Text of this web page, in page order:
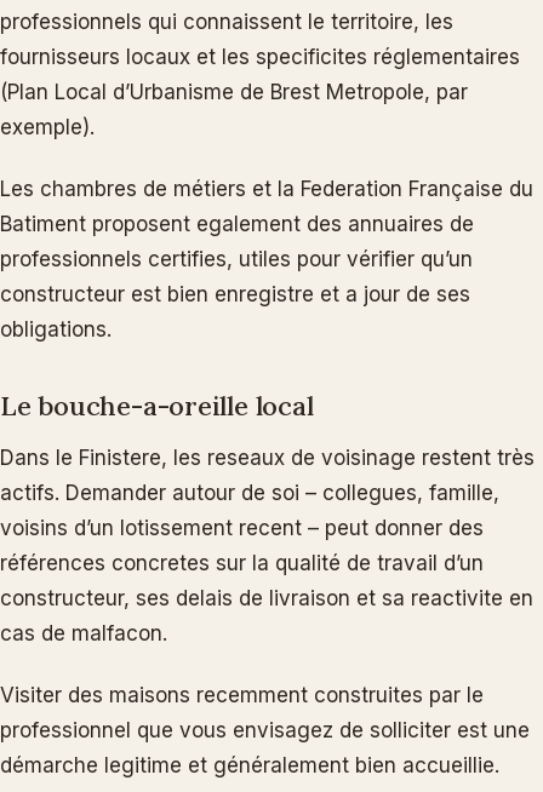
professionnels qui connaissent le territoire, les
fournisseurs locaux et les specificites réglementaires
(Plan Local d’Urbanisme de Brest Metropole, par
exemple).
Les chambres de métiers et la Federation Française du
Batiment proposent egalement des annuaires de
professionnels certifies, utiles pour vérifier qu’un
constructeur est bien enregistre et a jour de ses
obligations.
Le bouche-a-oreille local
Dans le Finistere, les reseaux de voisinage restent très
actifs. Demander autour de soi – collegues, famille,
voisins d’un lotissement recent – peut donner des
références concretes sur la qualité de travail d’un
constructeur, ses delais de livraison et sa reactivite en
cas de malfacon.
Visiter des maisons recemment construites par le
professionnel que vous envisagez de solliciter est une
démarche legitime et généralement bien accueillie.